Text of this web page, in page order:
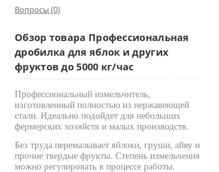
Вопросы (0)
Обзор товара Профессиональная
дробилка для яблок и других
фруктов до 5000 кг/час
Профессиональный измельчитель,
изготовленный полностью из нержавеющей
стали. Идеально подойдет для небольших
фермерских хозяйств и малых производств.
Без труда перемалывает яблоки, груши, айву и
прочие твердые фрукты. Степень измельчения
можно регулировать в процессе работы.